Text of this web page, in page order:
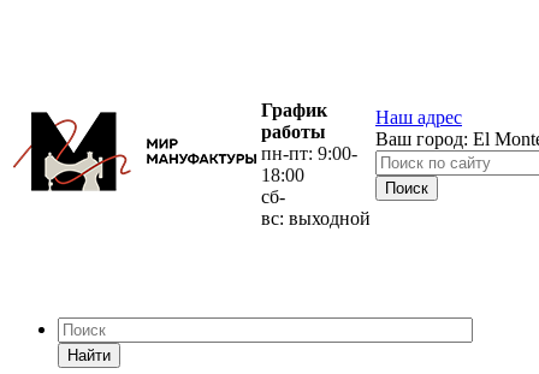
График
работы
пн-пт: 9:00-
18:00
сб-
вс: выходной
Наш адрес
Ваш город: El
Найти